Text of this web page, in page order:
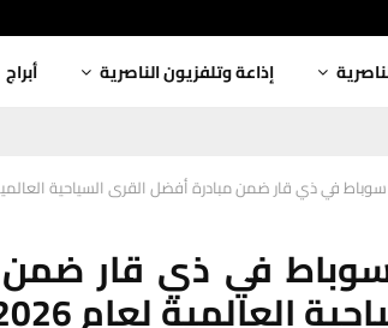
إذاعة وتلفزيون الناصرية أبراج
في ذي قار ضمن مبادرة أفضل القرى السياحية العالمية
في ذي قار ضمن
العالمية لعام 2026